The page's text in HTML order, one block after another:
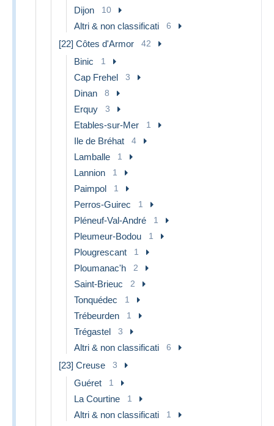
Dijon 10
Altri & non classificati 6
[22] Côtes d'Armor 42
Binic 1
Cap Frehel 3
Dinan 8
Erquy 3
Etables-sur-Mer 1
Ile de Bréhat 4
Lamballe 1
Lannion 1
Paimpol 1
Perros-Guirec 1
Pléneuf-Val-André 1
Pleumeur-Bodou 1
Plougrescant 1
Ploumanac'h 2
Saint-Brieuc 2
Tonquédec 1
Trébeurden 1
Trégastel 3
Altri & non classificati 6
[23] Creuse 3
Guéret 1
La Courtine 1
Altri & non classificati 1